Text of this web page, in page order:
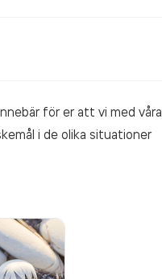
för er att vi med våra
i de olika situationer